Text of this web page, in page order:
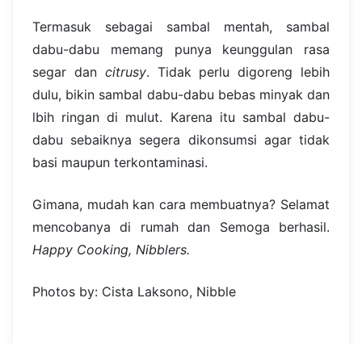
Termasuk sebagai sambal mentah, sambal
dabu-dabu memang punya keunggulan rasa
segar dan citrusy. Tidak perlu digoreng lebih
dulu, bikin sambal dabu-dabu bebas minyak dan
lbih ringan di mulut. Karena itu sambal dabu-
dabu sebaiknya segera dikonsumsi agar tidak
basi maupun terkontaminasi.
Gimana, mudah kan cara membuatnya? Selamat
mencobanya di rumah dan Semoga berhasil.
Happy Cooking, Nibblers.
Photos by: Cista Laksono, Nibble